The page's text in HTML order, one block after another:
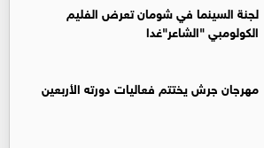
لجنة السينما في شومان تعرض الفليم
الكولومبي "الشاعر"غدا
مهرجان جرش يختتم فعاليات دورته الأربعين